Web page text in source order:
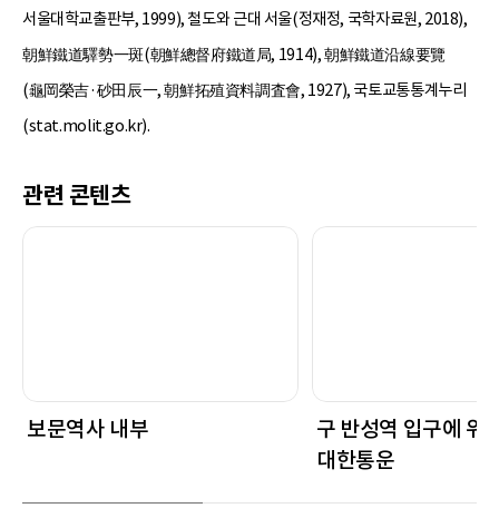
서울대학교출판부, 1999), 철도와 근대 서울(정재정, 국학자료원, 2018),
朝鮮鐵道驛勢一斑(朝鮮總督府鐵道局, 1914), 朝鮮鐵道沿線要覽
(龜岡榮吉·砂田辰一, 朝鮮拓殖資料調査會, 1927), 국토교통통계누리
(stat.molit.go.kr).
관련 콘텐츠
보문역사 내부
구 반성역 입구에 위
대한통운